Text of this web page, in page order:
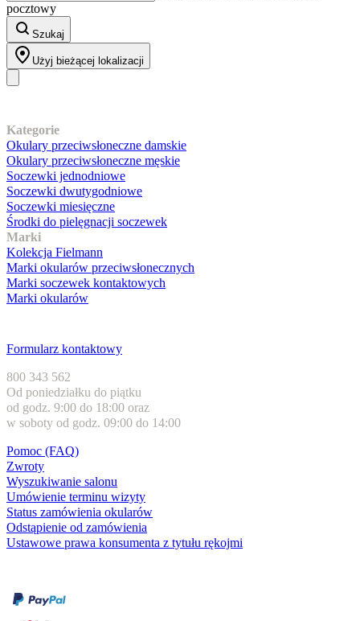
pocztowy
Szukaj
Użyj bieżącej lokalizacji
Kategorie
Okulary przeciwsłoneczne damskie
Okulary przeciwsłoneczne męskie
Soczewki jednodniowe
Soczewki dwutygodniowe
Soczewki miesięczne
Środki do pielęgnacji soczewek
Marki
Kolekcja Fielmann
Marki okularów przeciwsłonecznych
Marki soczewek kontaktowych
Marki okularów
Formularz kontaktowy
800 343 562
Od poniedziałku do piątku
od godz. 9:00 do 18:00 oraz
w soboty od godz. 09:00 do 14:00
Pomoc (FAQ)
Zwroty
Wyszukiwanie salonu
Umówienie terminu wizyty
Status zamówienia okularów
Odstąpienie od zamówienia
Ustawowe prawa konsumenta z tytułu rękojmi